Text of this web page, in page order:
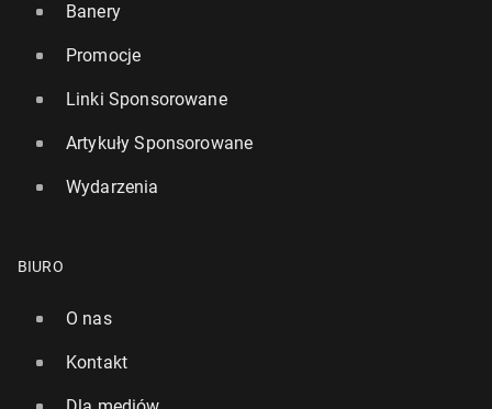
Banery
Promocje
Linki Sponsorowane
Artykuły Sponsorowane
Wydarzenia
BIURO
O nas
Kontakt